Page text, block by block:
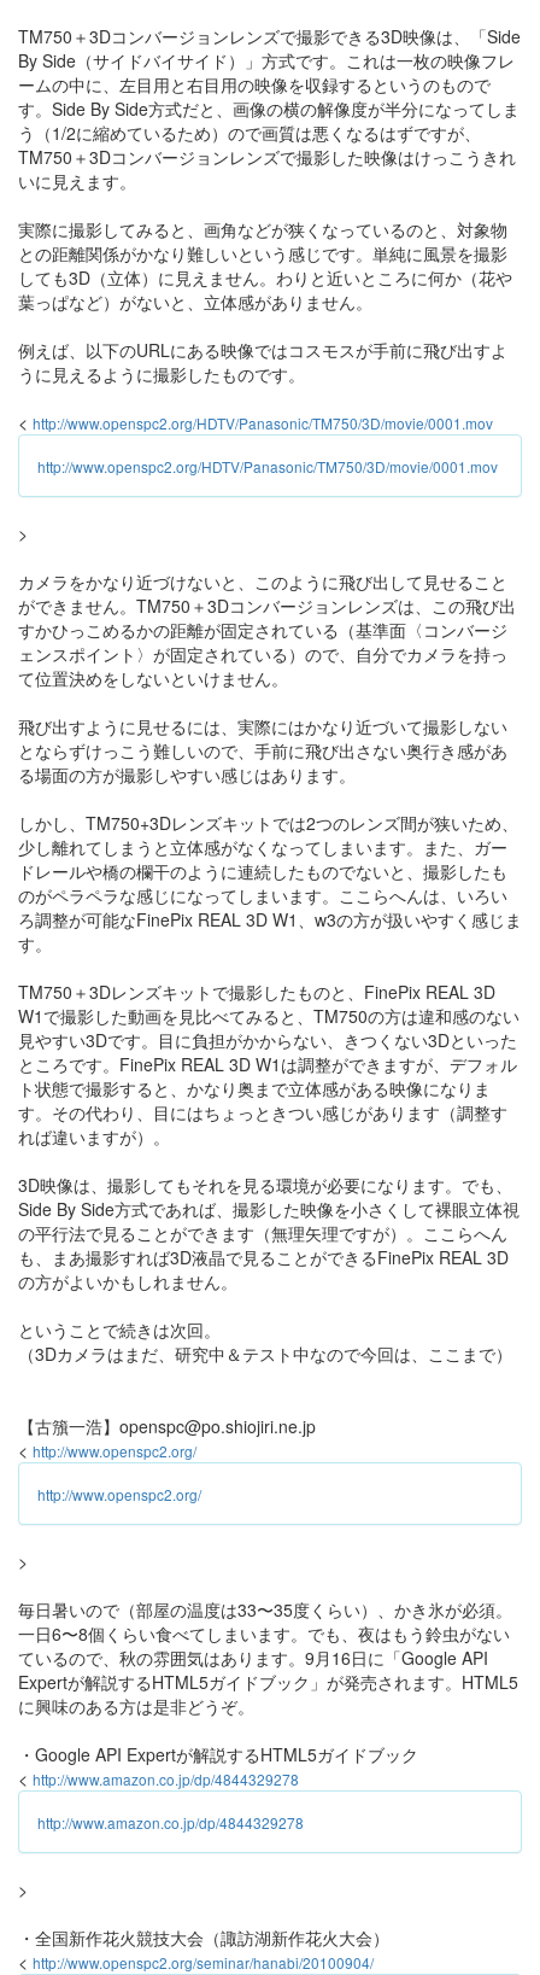
TM750＋3Dコンバージョンレンズで撮影できる3D映像は、「Side
By Side（サイドバイサイド）」方式です。これは一枚の映像フレ
ームの中に、左目用と右目用の映像を収録するというのもので
す。Side By Side方式だと、画像の横の解像度が半分になってしま
う（1/2に縮めているため）ので画質は悪くなるはずですが、
TM750＋3Dコンバージョンレンズで撮影した映像はけっこうきれ
いに見えます。
実際に撮影してみると、画角などが狭くなっているのと、対象物
との距離関係がかなり難しいという感じです。単純に風景を撮影
しても3D（立体）に見えません。わりと近いところに何か（花や
葉っぱなど）がないと、立体感がありません。
例えば、以下のURLにある映像ではコスモスが手前に飛び出すよ
うに見えるように撮影したものです。
< http://www.openspc2.org/HDTV/Panasonic/TM750/3D/movie/0001.mov
http://www.openspc2.org/HDTV/Panasonic/TM750/3D/movie/0001.mov
>
カメラをかなり近づけないと、このように飛び出して見せること
ができません。TM750＋3Dコンバージョンレンズは、この飛び出
すかひっこめるかの距離が固定されている（基準面〈コンバージ
ェンスポイント〉が固定されている）ので、自分でカメラを持っ
て位置決めをしないといけません。
飛び出すように見せるには、実際にはかなり近づいて撮影しない
とならずけっこう難しいので、手前に飛び出さない奥行き感があ
る場面の方が撮影しやすい感じはあります。
しかし、TM750+3Dレンズキットでは2つのレンズ間が狭いため、
少し離れてしまうと立体感がなくなってしまいます。また、ガー
ドレールや橋の欄干のように連続したものでないと、撮影したも
のがペラペラな感じになってしまいます。ここらへんは、いろい
ろ調整が可能なFinePix REAL 3D W1、w3の方が扱いやすく感じま
す。
TM750＋3Dレンズキットで撮影したものと、FinePix REAL 3D
W1で撮影した動画を見比べてみると、TM750の方は違和感のない
見やすい3Dです。目に負担がかからない、きつくない3Dといった
ところです。FinePix REAL 3D W1は調整ができますが、デフォル
ト状態で撮影すると、かなり奥まで立体感がある映像になりま
す。その代わり、目にはちょっときつい感じがあります（調整す
れば違いますが）。
3D映像は、撮影してもそれを見る環境が必要になります。でも、
Side By Side方式であれば、撮影した映像を小さくして裸眼立体視
の平行法で見ることができます（無理矢理ですが）。ここらへん
も、まあ撮影すれば3D液晶で見ることができるFinePix REAL 3D
の方がよいかもしれません。
ということで続きは次回。
（3Dカメラはまだ、研究中＆テスト中なので今回は、ここまで）
【古籏一浩】openspc@po.shiojiri.ne.jp
< http://www.openspc2.org/
http://www.openspc2.org/
>
毎日暑いので（部屋の温度は33〜35度くらい）、かき氷が必須。
一日6〜8個くらい食べてしまいます。でも、夜はもう鈴虫がない
ているので、秋の雰囲気はあります。9月16日に「Google API
Expertが解説するHTML5ガイドブック」が発売されます。HTML5
に興味のある方は是非どうぞ。
・Google API Expertが解説するHTML5ガイドブック
< http://www.amazon.co.jp/dp/4844329278
http://www.amazon.co.jp/dp/4844329278
>
・全国新作花火競技大会（諏訪湖新作花火大会）
< http://www.openspc2.org/seminar/hanabi/20100904/